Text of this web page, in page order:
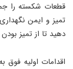
قطعات شکسته را
تمیز و ایمن
دهید تا از تمیز
اقدامات اولیه